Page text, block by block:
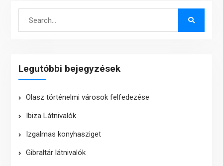
Legutóbbi bejegyzések
Olasz történelmi városok felfedezése
Ibiza Látnivalók
Izgalmas konyhasziget
Gibraltár látnivalók